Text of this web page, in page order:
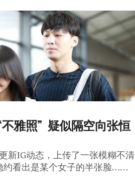
雅照”  疑似隔空向张恒
新IG动态，上传了一张模糊不清
约看出是某个女子的半张脸……